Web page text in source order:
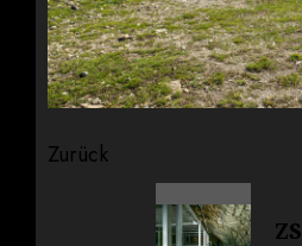
Zurück
Vorheriger